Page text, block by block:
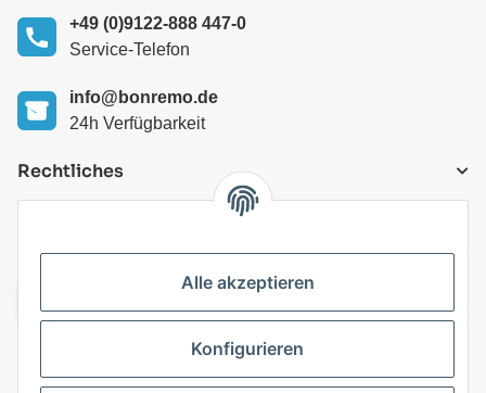
+49 (0)9122-888 447-0
Service-Telefon
info@bonremo.de
24h Verfügbarkeit
Rechtliches
Alle akzeptieren
Konfigurieren